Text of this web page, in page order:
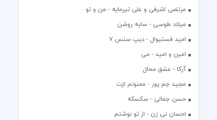
مرتضی اشرفی و علی تیرمایه - من و تو
میلاد طوسی - سایه روشن
اميد فستيوال - ديپ سنس ۷
امین و امید - می
آرکا - عشق محال
مجید جم پور - ممنونم ازت
حسن جمالی - سکسکه
احسان نی زن - از تو نوشتم